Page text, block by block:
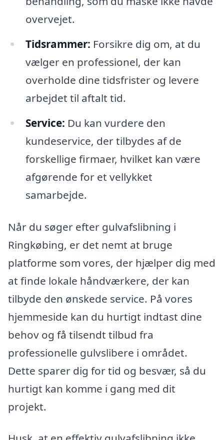
overvejet.
Tidsrammer: Forsikre dig om, at du
vælger en professionel, der kan
overholde dine tidsfrister og levere
arbejdet til aftalt tid.
Service: Du kan vurdere den
kundeservice, der tilbydes af de
forskellige firmaer, hvilket kan være
afgørende for et vellykket
samarbejde.
Når du søger efter gulvafslibning i
Ringkøbing, er det nemt at bruge
platforme som vores, der hjælper dig med
at finde lokale håndværkere, der kan
tilbyde den ønskede service. På vores
hjemmeside kan du hurtigt indtast dine
behov og få tilsendt tilbud fra
professionelle gulvslibere i området.
Dette sparer dig for tid og besvær, så du
hurtigt kan komme i gang med dit
projekt.